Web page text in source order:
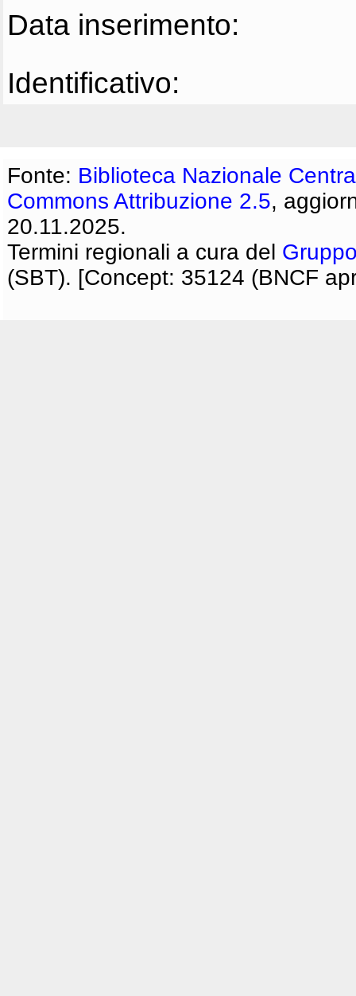
Data inserimento:
Identificativo:
Fonte: Biblioteca Nazionale
Commons Attribuzione 2.5,
20.11.2025.
Termini regionali a cura del
(SBT). [Concept: 35124 (BNCF